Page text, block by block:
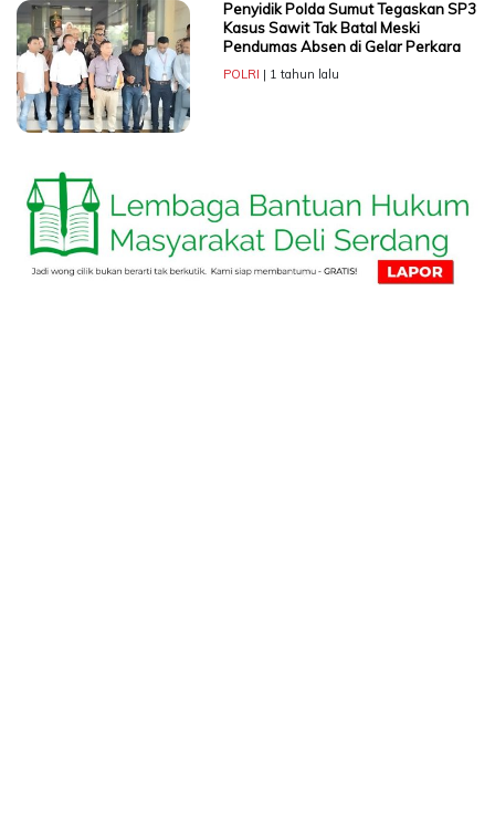
Penyidik Polda Sumut Tegaskan SP3
Kasus Sawit Tak Batal Meski
Pendumas Absen di Gelar Perkara
POLRI | 1 tahun lalu